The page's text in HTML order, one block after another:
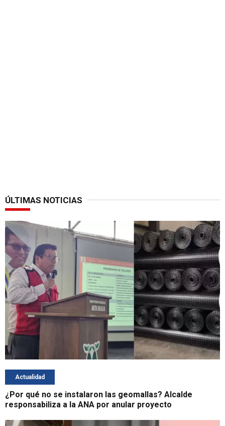
ÚLTIMAS NOTICIAS
Actualidad
¿Por qué no se instalaron las geomallas? Alcalde
responsabiliza a la ANA por anular proyecto